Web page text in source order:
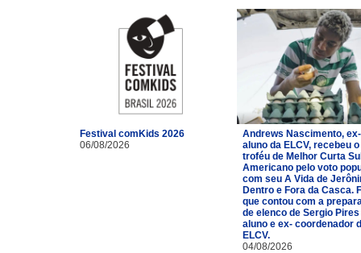
Festival comKids 2026
06/08/2026
Andrews Nascimento, ex-
aluno da ELCV, recebeu o
troféu de Melhor Curta
Americano pelo voto
com seu A Vida de
Dentro e Fora da Casca.
que contou com a
de elenco de Sergio
aluno e ex- coordenador
ELCV.
04/08/2026